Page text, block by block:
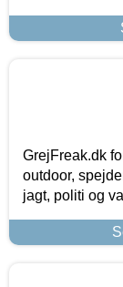
GrejFreak.dk
outdoor,
jagt, politi og